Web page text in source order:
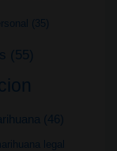
(35)
(55)
(46)
legal